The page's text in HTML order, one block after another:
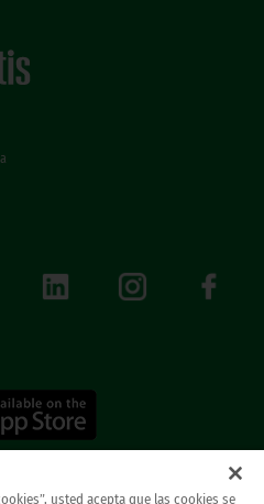
usted acepta que las cookies se